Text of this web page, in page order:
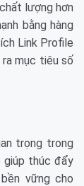
lượng hơn
bằng hàng
Link Profile
mục tiêu số
trọng trong
giúp thúc đẩy
vững cho